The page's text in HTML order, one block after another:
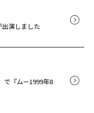
演しました
で『ムー1999年8